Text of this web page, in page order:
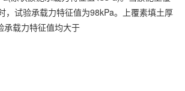
，试验承载力特征值为98kPa。上覆素填土厚
承载力特征值均大于